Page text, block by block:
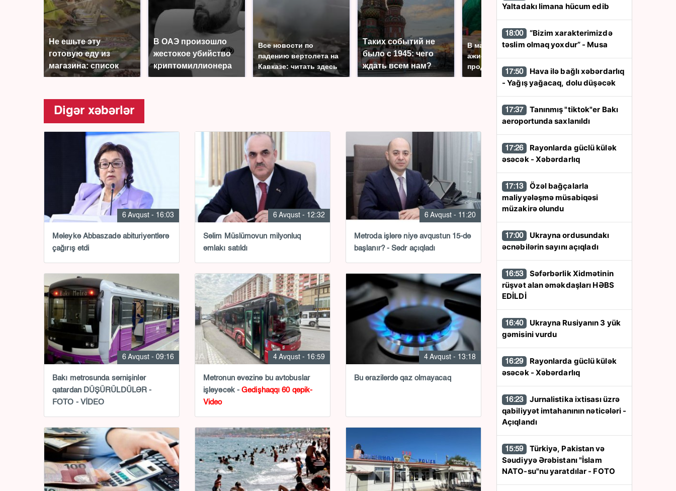
Не ешьте эту
готовую еду из
магазина: список
В ОАЭ произошло
жестокое убийство
криптомиллионера
Все новости по
падению вертолета на
Кавказе: читать здесь
Таких событий не
было с 1945: чего
ждать всем нам?
В магазинах России
ажиотаж из-за этого
продукта: что купить?
СМИ: В Химках на
полицейскую
Digər xəbərlər
6 Avqust - 16:03
Məleykə Abbaszadə abituriyentlərə
çağırış etdi
6 Avqust - 12:32
Səlim Müslümovun milyonluq
əmlakı satıldı
6 Avqust - 11:20
Metroda işlərə niyə avqustun 15-də
başlanır? - Sədr açıqladı
6 Avqust - 09:16
Bakı metrosunda sərnişinlər
qatardan DÜŞÜRÜLDÜLƏR -
FOTO - VİDEO
4 Avqust - 16:59
Metronun əvəzinə bu avtobuslar
işləyəcək -Gedişhaqqı 60 qəpik-
Video
4 Avqust - 13:18
Bu ərazilərdə qaz olmayacaq
Yaltadakı limana hücum edib
18:00
təslim olmaq yoxdur” - Musa
17:50
- Yağış yağacaq, dolu düşəcək
17:37
aeroportunda saxlanıldı
17:26
əsəcək - Xəbərdarlıq
17:13
maliyyələşmə müsabiqəsi
müzakirə olundu
17:00
əcnəbilərin sayını açıqladı
16:53
rüşvət alan əməkdaşları HƏBS
EDİLDİ
16:40
gəmisini vurdu
16:29
əsəcək - Xəbərdarlıq
16:23
qabiliyyət imtahanının nəticələri -
Açıqlandı
15:59
Səudiyyə Ərəbistanı "İslam
NATO-su"nu yaratdılar - FOTO